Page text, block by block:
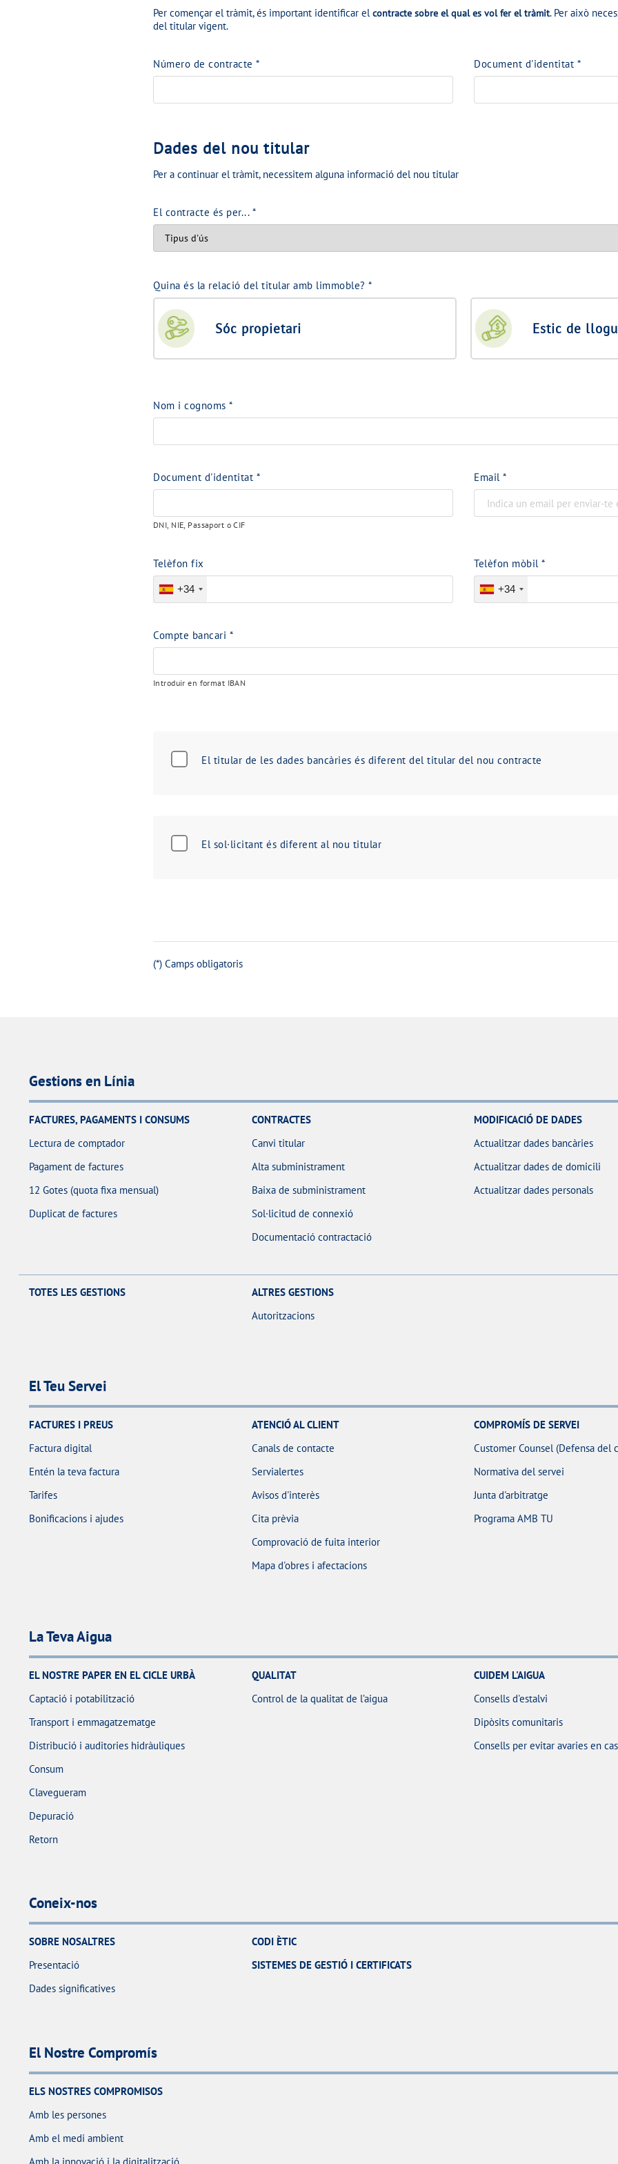
Per començar el tràmit, és important identificar elcontracte sobre el qual es vol fer el tràmit. Per això
del titular vigent.
Número de contracte * Document d'identitat *
Dades del nou titular
Per a continuar el tràmit, necessitem alguna informació del nou titular
El contracte és per... *
Quina és la relació del titular amb limmoble? *
Sóc propietari Estic de
Nom i cognoms *
Document d'identitat *
DNI, NIE, Passaport o CIF
Email *
Telèfon fix
+34
Telèfon mòbil *
+34
Compte bancari *
Introduir en format IBAN
El titular de les dades bancàries és diferent del titular del nou contracte
El sol·licitant és diferent al nou titular
(*) Camps obligatoris
Gestions en Línia
FACTURES, PAGAMENTS I CONSUMS
Lectura de comptador
Pagament de factures
12 Gotes (quota fixa mensual)
Duplicat de factures
CONTRACTES
Canvi titular
Alta subministrament
Baixa de subministrament
Sol·licitud de connexió
Documentació contractació
MODIFICACIÓ DE DADES
Actualitzar dades bancàries
Actualitzar dades de domicili
Actualitzar dades personals
TOTES LES GESTIONS
ALTRES GESTIONS
Autoritzacions
El Teu Servei
FACTURES I PREUS
Factura digital
Entén la teva factura
Tarifes
Bonificacions i ajudes
ATENCIÓ AL CLIENT
Canals de contacte
Servialertes
Avisos d'interès
Cita prèvia
Comprovació de fuita interior
Mapa d'obres i afectacions
COMPROMÍS DE SERVEI
Customer Counsel (Defensa del
Normativa del servei
Junta d'arbitratge
Programa AMB TU
La Teva Aigua
EL NOSTRE PAPER EN EL CICLE URBÀ
Captació i potabilització
Transport i emmagatzematge
Distribució i auditories hidràuliques
Consum
Clavegueram
Depuració
Retorn
QUALITAT
Control de la qualitat de l’aigua
CUIDEM L'AIGUA
Consells d'estalvi
Dipòsits comunitaris
Consells per evitar avaries en
Coneix-nos
SOBRE NOSALTRES
Presentació
Dades significatives
CODI ÈTIC
SISTEMES DE GESTIÓ I CERTIFICATS
El Nostre Compromís
ELS NOSTRES COMPROMISOS
Amb les persones
Amb el medi ambient